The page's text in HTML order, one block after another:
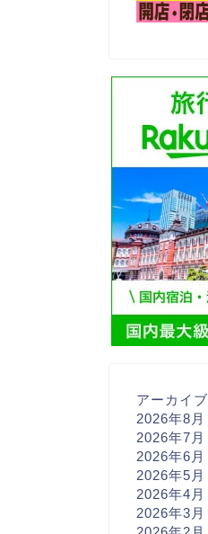
アーカイブ
2026年8月
2026年7月
2026年6月
2026年5月
2026年4月
2026年3月